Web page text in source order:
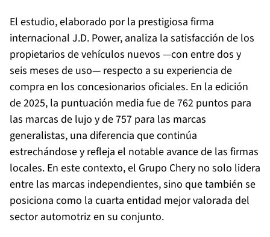
El estudio, elaborado por la prestigiosa firma
internacional J.D. Power, analiza la satisfacción de los
propietarios de vehículos nuevos —con entre dos y
seis meses de uso— respecto a su experiencia de
compra en los concesionarios oficiales. En la edición
de 2025, la puntuación media fue de 762 puntos para
las marcas de lujo y de 757 para las marcas
generalistas, una diferencia que continúa
estrechándose y refleja el notable avance de las firmas
locales. En este contexto, el Grupo Chery no solo lidera
entre las marcas independientes, sino que también se
posiciona como la cuarta entidad mejor valorada del
sector automotriz en su conjunto.